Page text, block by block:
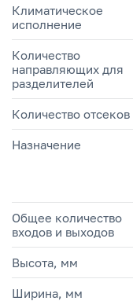
Климатическое
исполнение
Количество
направляющих для
разделителей
Количество отсеков
Назначение
Общее количество
входов и выходов
Высота, мм
Ширина, мм